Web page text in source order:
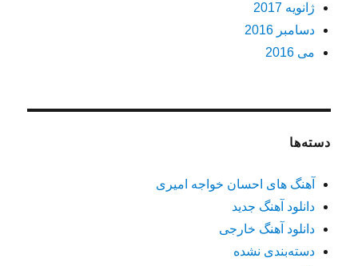
ژانویه 2017
دسامبر 2016
می 2016
دسته‌ها
آهنگ های احسان خواجه امیری
دانلود آهنگ جدید
دانلود آهنگ خارجی
دسته‌بندی نشده